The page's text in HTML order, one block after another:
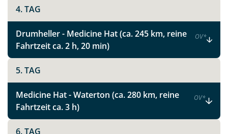
4. TAG
Drumheller - Medicine Hat (ca. 245 km, reine
Fahrtzeit ca. 2 h, 20 min)
OV*
5. TAG
Medicine Hat - Waterton (ca. 280 km, reine
Fahrtzeit ca. 3 h)
OV*
6. TAG